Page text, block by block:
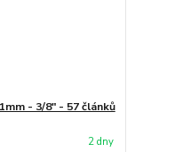
- 3/8" - 57 článků
2 dny